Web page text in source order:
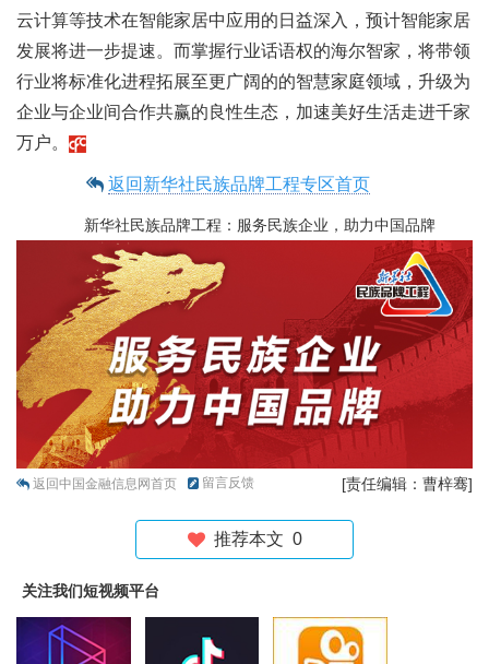
云计算等技术在智能家居中应用的日益深入，预计智能家居
发展将进一步提速。而掌握行业话语权的海尔智家，将带领
行业将标准化进程拓展至更广阔的的智慧家庭领域，升级为
企业与企业间合作共赢的良性生态，加速美好生活走进千家
万户。
返回新华社民族品牌工程专区首页
新华社民族品牌工程：服务民族企业，助力中国品牌
返回中国金融信息网首页 留言反馈 [责任编辑：曹梓骞]
推荐本文 0
关注我们短视频平台